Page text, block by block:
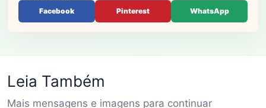
Facebook Pinterest WhatsApp
Leia Também
Mais mensagens e imagens para continuar